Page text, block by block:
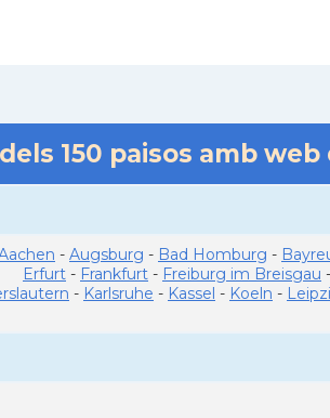
150 paisos amb
- Augsburg - Bad Homburg -
Erfurt - Frankfurt - Freiburg im Breisgau -
- Karlsruhe - Kassel - Koeln -